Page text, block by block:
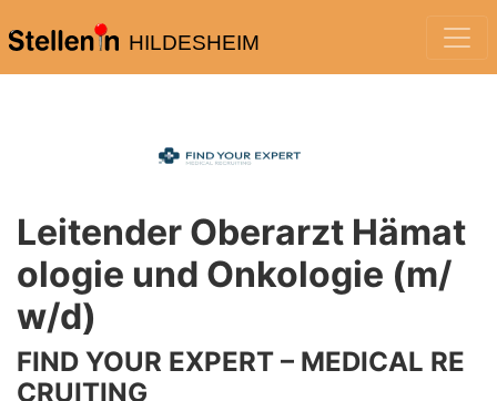
HILDESHEIM
Leitender Oberarzt Hämat
ologie und Onkologie (m/
w/d)
FIND YOUR EXPERT – MEDICAL RE
CRUITING